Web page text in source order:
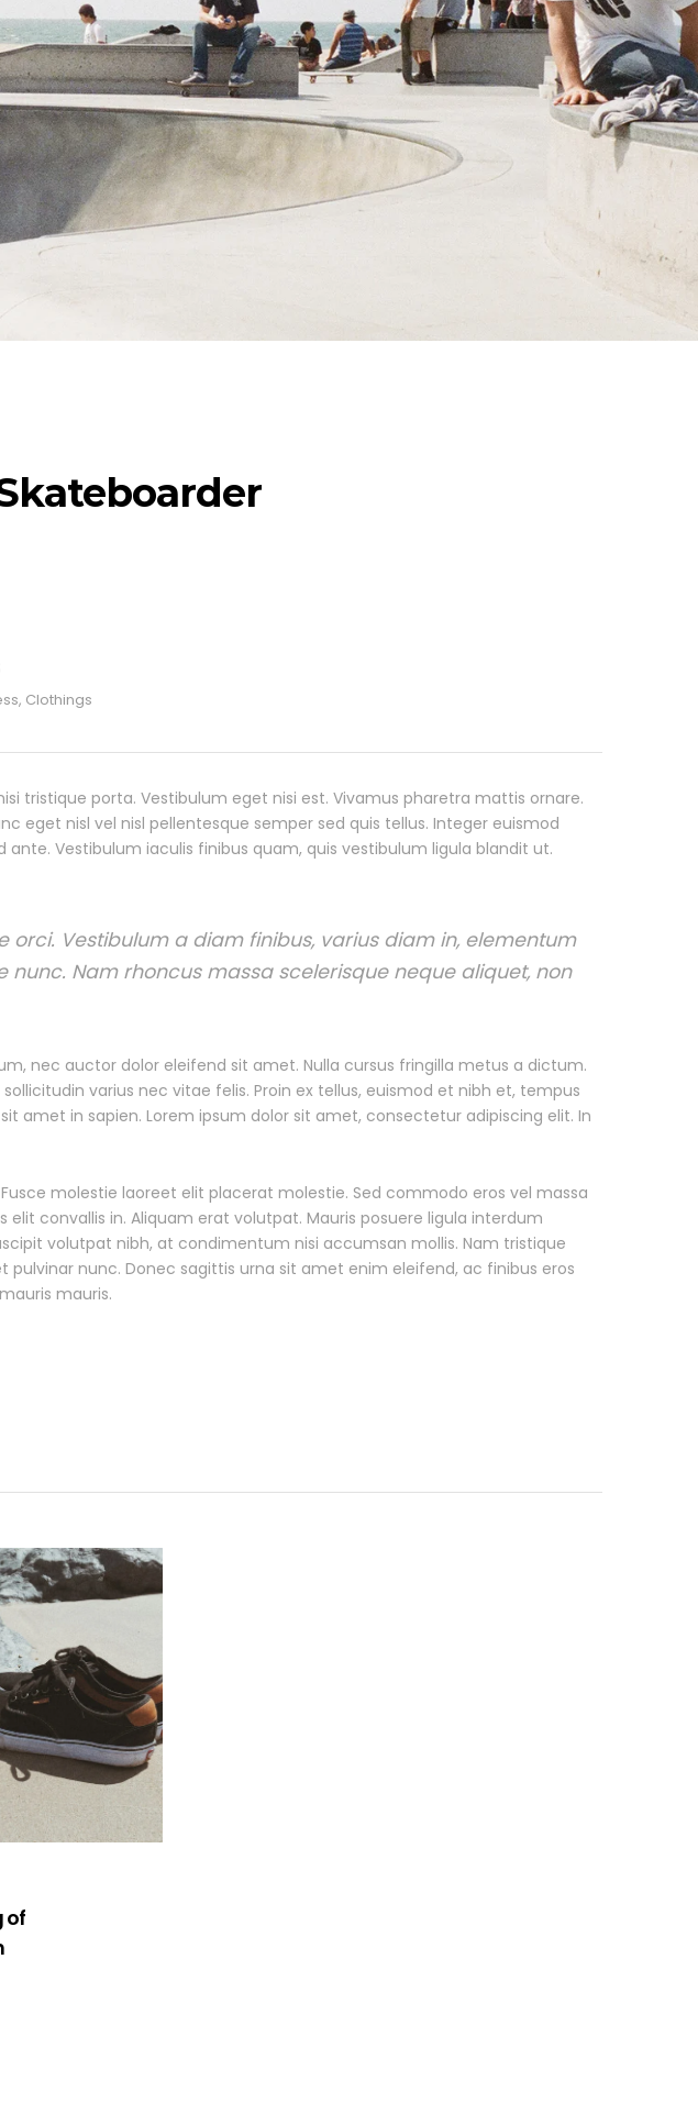
, Clothings
tristique porta. Vestibulum eget nisi est. Vivamus pharetra mattis ornare.
eget nisl vel nisl pellentesque semper sed quis tellus. Integer euismod
Vestibulum iaculis finibus quam, quis vestibulum ligula blandit ut.
Vestibulum a diam finibus, varius diam in, elementum
Nam rhoncus massa scelerisque neque aliquet, non
nec auctor dolor eleifend sit amet. Nulla cursus fringilla metus a dictum.
varius nec vitae felis. Proin ex tellus, euismod et nibh et, tempus
amet in sapien. Lorem ipsum dolor sit amet, consectetur adipiscing elit. In
molestie laoreet elit placerat molestie. Sed commodo eros vel massa
convallis in. Aliquam erat volutpat. Mauris posuere ligula interdum
volutpat nibh, at condimentum nisi accumsan mollis. Nam tristique
nunc. Donec sagittis urna sit amet enim eleifend, ac finibus eros
mauris.
of